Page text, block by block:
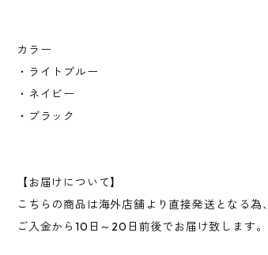
カラー
・ライトブルー
・ネイビー
・ブラック
【お届けについて】
こちらの商品は海外店舗より直接発送となる為、
ご入金から10日～20日前後でお届け致します。